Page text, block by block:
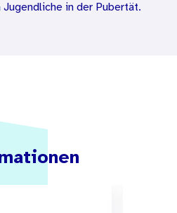
in der Pubertät.